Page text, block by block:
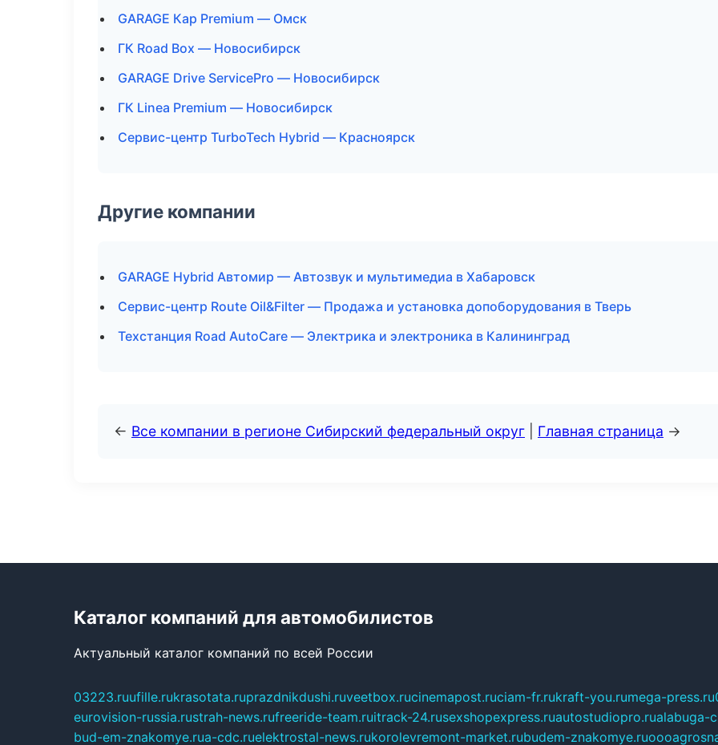
GARAGE Кар Premium — Омск
ГК Road Box — Новосибирск
GARAGE Drive ServicePro — Новосибирск
ГК Linea Premium — Новосибирск
Сервис-центр TurboTech Hybrid — Красноярск
Другие компании
GARAGE Hybrid Автомир — Автозвук и мультимедиа в Хабаровск
Сервис-центр Route Oil&Filter — Продажа и установка допоборудования в Тверь
Техстанция Road AutoCare — Электрика и электроника в Калининград
← Все компании в регионе Сибирский федеральный округ Главная страница →
Каталог компаний для автомобилистов
Актуальный каталог компаний по всей России
03223.ruufille.rukrasotata.ruprazdnikdushi.ruveetbox.rucinemapost.ruciam-fr.rukraft-you.rumega-press.ru
eurovision-russia.rustrah-news.rufreeride-team.ruitrack-24.rusexshopexpress.ruautostudiopro.rualabuga-
bud-em-znakomye.rua-cdc.ruelektrostal-news.rukorolevremont-market.rubudem-znakomye.ru